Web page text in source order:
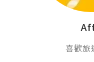
喜歡旅